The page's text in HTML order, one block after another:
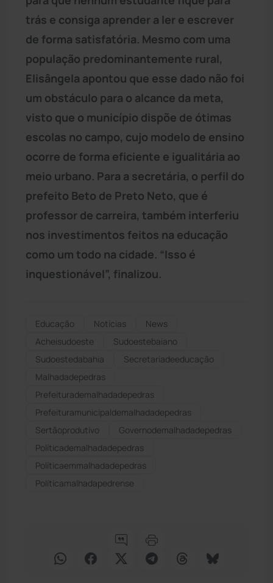
trás e consiga aprender a ler e escrever
de forma satisfatória. Mesmo com uma
população predominantemente rural,
Elisângela apontou que esse dado não foi
um obstáculo para o alcance da meta,
visto que o município dispõe de ótimas
escolas no campo, cujo modelo de ensino
ocorre de forma eficiente e igualitária ao
meio urbano. Para a secretária, o perfil do
prefeito Beto de Preto Neto, que é
professor de carreira, também interferiu
nos investimentos feitos na educação
como um todo na cidade. “Isso é
inquestionável”, finalizou.
Educação Notícias
News
Acheisudoeste
Sudoestebaiano
Sudoestedabahia
Secretariadeeducação
Malhadadepedras
Prefeiturademalhadadepedras
Prefeituramunicipaldemalhadadepedras
Sertãoprodutivo
Governodemalhadadepedras
Políticademalhadadepedras
Políticaemmalhadadepedras
Políticamalhadapedrense